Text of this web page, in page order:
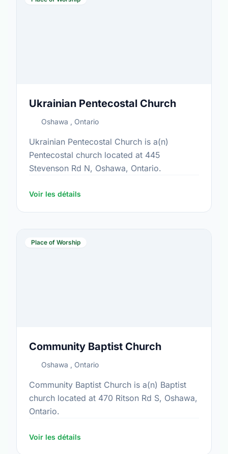
Ukrainian Pentecostal Church
Oshawa , Ontario
Ukrainian Pentecostal Church is a(n)
Pentecostal church located at 445
Stevenson Rd N, Oshawa, Ontario.
Voir les détails
Place of Worship
Community Baptist Church
Oshawa , Ontario
Community Baptist Church is a(n) Baptist
church located at 470 Ritson Rd S, Oshawa,
Ontario.
Voir les détails